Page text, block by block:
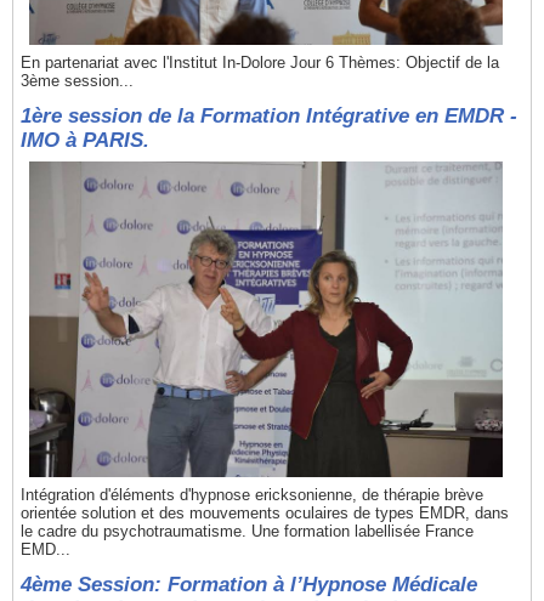
En partenariat avec l'Institut In-Dolore Jour 6 Thèmes: Objectif de la
3ème session...
1ère session de la Formation Intégrative en EMDR -
IMO à PARIS.
Intégration d'éléments d'hypnose ericksonienne, de thérapie brève
orientée solution et des mouvements oculaires de types EMDR, dans
le cadre du psychotraumatisme. Une formation labellisée France
EMD...
4ème Session: Formation à l’Hypnose Médicale